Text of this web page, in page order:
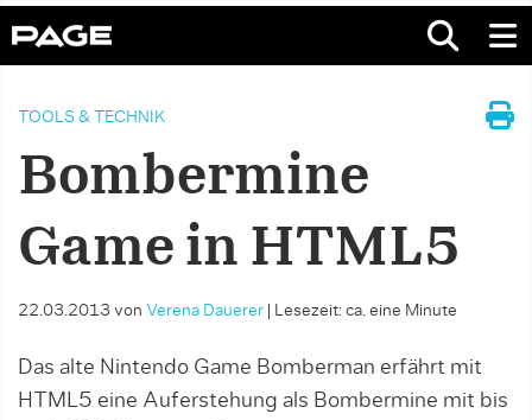
TOOLS & TECHNIK
Bombermine
Game in HTML5
22.03.2013 von Verena Dauerer Lesezeit: ca. eine Minute
Das alte Nintendo Game Bomberman erfährt mit
HTML5 eine Auferstehung als Bombermine mit bis